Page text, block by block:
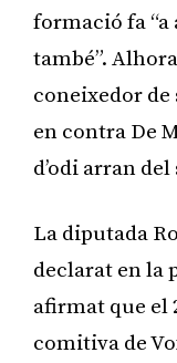
formació fa
també”.
coneixedor de
en contra De
d’odi arran
La diputada
declarat en la
afirmat que el
comitiva de